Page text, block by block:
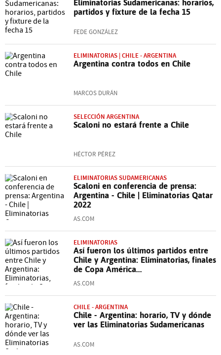
Eliminatorias Sudamericanas: horarios,
partidos y fixture de la fecha 15
FEDE GONZÁLEZ
ELIMINATORIAS | CHILE - ARGENTINA
Argentina contra todos en Chile
MARCOS DURÁN
SELECCIÓN ARGENTINA
Scaloni no estará frente a Chile
HÉCTOR PÉREZ
ELIMINATORIAS SUDAMERICANAS
Scaloni en conferencia de prensa:
Argentina - Chile | Eliminatorias Qatar
2022
AS.COM
ELIMINATORIAS
Así fueron los últimos partidos entre
Chile y Argentina: Eliminatorias, finales
de Copa América...
AS.COM
CHILE - ARGENTINA
Chile - Argentina: horario, TV y dónde
ver las Eliminatorias Sudamericanas
AS.COM